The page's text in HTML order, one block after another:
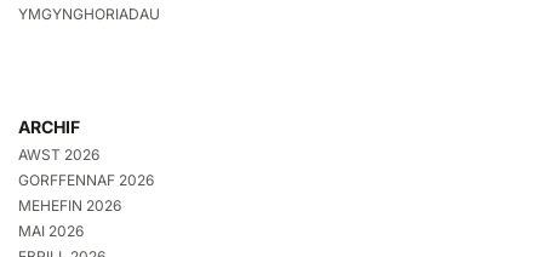
YMGYNGHORIADAU
ARCHIF
AWST 2026
GORFFENNAF 2026
MEHEFIN 2026
MAI 2026